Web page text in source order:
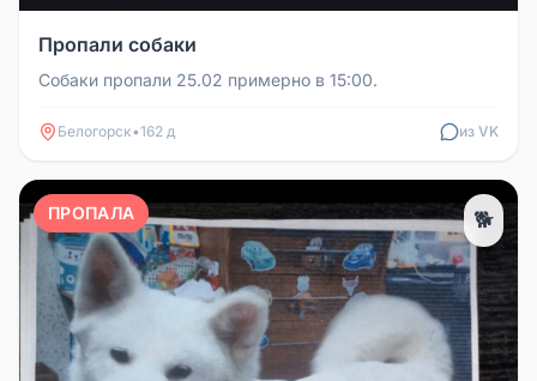
Пропали собаки
Собаки пропали 25.02 примерно в 15:00.
Белогорск•162 д из VK
ПРОПАЛА 🐕